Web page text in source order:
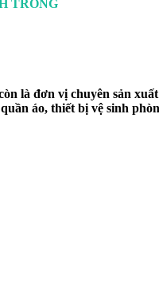
TRONG
là đơn vị chuyên sản
áo, thiết bị vệ sinh